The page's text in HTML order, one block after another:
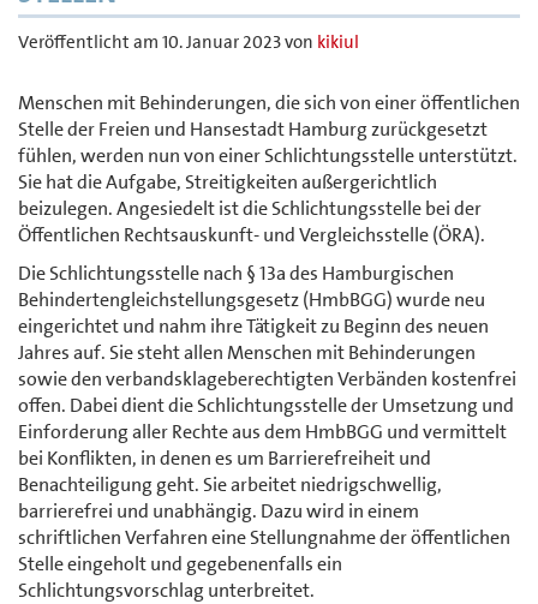
Veröffentlicht am 10. Januar 2023von kikiul
Menschen mit Behinderungen, die sich von einer öffentlichen
Stelle der Freien und Hansestadt Hamburg zurückgesetzt
fühlen, werden nun von einer Schlichtungsstelle unterstützt.
Sie hat die Aufgabe, Streitigkeiten außergerichtlich
beizulegen. Angesiedelt ist die Schlichtungsstelle bei der
Öffentlichen Rechtsauskunft- und Vergleichsstelle (ÖRA).
Die Schlichtungsstelle nach § 13a des Hamburgischen
Behindertengleichstellungsgesetz (HmbBGG) wurde neu
eingerichtet und nahm ihre Tätigkeit zu Beginn des neuen
Jahres auf. Sie steht allen Menschen mit Behinderungen
sowie den verbandsklageberechtigten Verbänden kostenfrei
offen. Dabei dient die Schlichtungsstelle der Umsetzung und
Einforderung aller Rechte aus dem HmbBGG und vermittelt
bei Konflikten, in denen es um Barrierefreiheit und
Benachteiligung geht. Sie arbeitet niedrigschwellig,
barrierefrei und unabhängig. Dazu wird in einem
schriftlichen Verfahren eine Stellungnahme der öffentlichen
Stelle eingeholt und gegebenenfalls ein
Schlichtungsvorschlag unterbreitet.